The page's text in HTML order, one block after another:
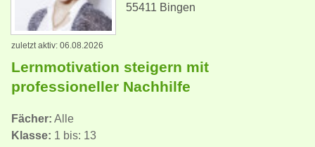
55411 Bingen
zuletzt aktiv: 06.08.2026
Lernmotivation steigern mit
professioneller Nachhilfe
Fächer: Alle
Klasse: 1 bis: 13